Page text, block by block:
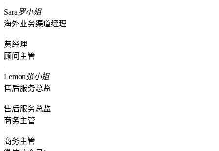
Sara罗小姐
海外业务渠道经理
黄经理
顾问主管
Lemon张小姐
售后服务总监
售后服务总监
商务主管
商务主管